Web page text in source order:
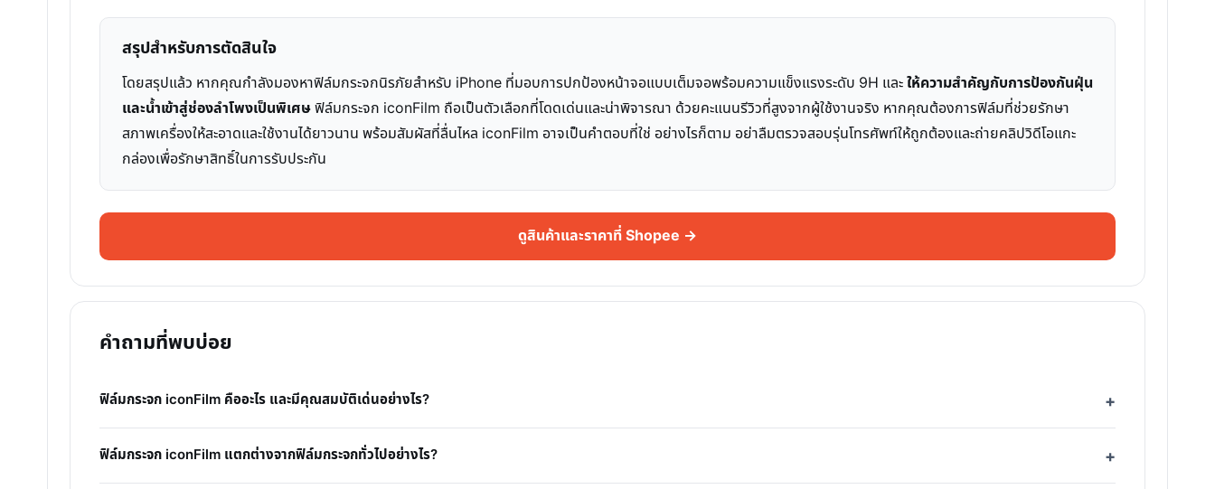
สรุปสำหรับการตัดสินใจ
โดยสรุปแล้ว หากคุณกำลังมองหาฟิล์มกระจกนิรภัยสำหรับ iPhone ที่มอบการปกป้องหน้าจอแบบเต็มจอพร้อมความแข็งแรงระดับ 9H และให้ความสำคัญกับการป้องกันฝุ่น
และน้ำเข้าสู่ช่องลำโพงเป็นพิเศษฟิล์มกระจก iconFilm ถือเป็นตัวเลือกที่โดดเด่นและน่าพิจารณา ด้วยคะแนนรีวิวที่สูงจากผู้ใช้งานจริง หากคุณต้องการฟิล์มที่ช่วยรักษา
สภาพเครื่องให้สะอาดและใช้งานได้ยาวนาน พร้อมสัมผัสที่ลื่นไหล iconFilm อาจเป็นคำตอบที่ใช่ อย่างไรก็ตาม อย่าลืมตรวจสอบรุ่นโทรศัพท์ให้ถูกต้องและถ่ายคลิปวิดีโอแกะ
กล่องเพื่อรักษาสิทธิ์ในการรับประกัน
ดูสินค้าและราคาที่ Shopee →
คำถามที่พบบ่อย
ฟิล์มกระจก iconFilm คืออะไร และมีคุณสมบัติเด่นอย่างไร?
ฟิล์มกระจก iconFilm แตกต่างจากฟิล์มกระจกทั่วไปอย่างไร?